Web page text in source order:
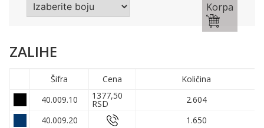
Korpa
ZALIHE
Šifra Cena
Količina
40.009.10
1377,50
RSD
2.604
40.009.20
1.650